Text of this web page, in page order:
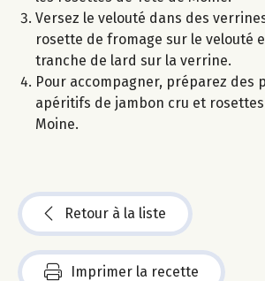
Versez le velouté dans des
rosette de fromage sur le velouté
tranche de lard sur la verrine.
Pour accompagner, préparez des
apéritifs de jambon cru et rosettes
Moine.
Retour à la liste
Imprimer la recette